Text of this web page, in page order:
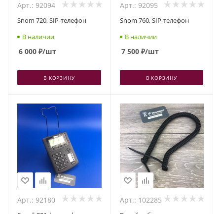
Арт.: 92094
Snom 720, SIP-телефон
В наличии
6 000 ₽/шт
В КОРЗИНУ
Арт.: 92095
Snom 760, SIP-телефон
В наличии
7 500₽/шт
В КОРЗИНУ
Арт.: 92180 Арт.: 102285